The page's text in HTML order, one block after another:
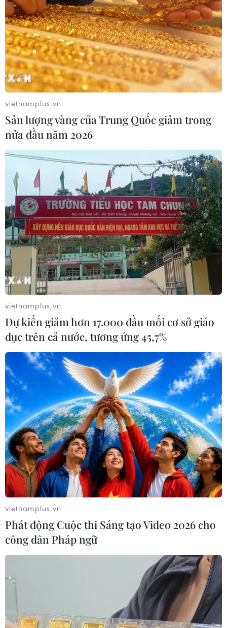
Tại: Ngân hàng Nông nghiệp-Phát triển Nông
Chi nhánh Hoàng Mai-127 phố Lò Đúc, Hai Bà
(TTXVN/Vietnam+)
#Hội Chữ thập đỏ Việt Nam
#Đồng bào miền Trung
#Chiến dịch nhắn tin
#Cứu trợ khẩn cấp
Theo dõi VietnamPlus
TIN LIÊN QUAN
Các hãng bay vận chuyển miễn phí hàng
hoá cứu trợ tới miền Trung
Các hãng bay sẽ tiếp nhận và vận chuyển miễn phí
hàng hóa cứu trợ của các cơ quan, tổ chức xã hội, từ
vietnamplus.vn
Sản lượng vàng của Trung Quốc giảm trong
nửa đầu năm 2026
vietnamplus.vn
Dự kiến giảm hơn 17.000 đầu mối cơ sở giáo
dục trên cả nước, tương ứng 45,7%
vietnamplus.vn
Phát động Cuộc thi Sáng tạo Video 2026 cho
công dân Pháp ngữ